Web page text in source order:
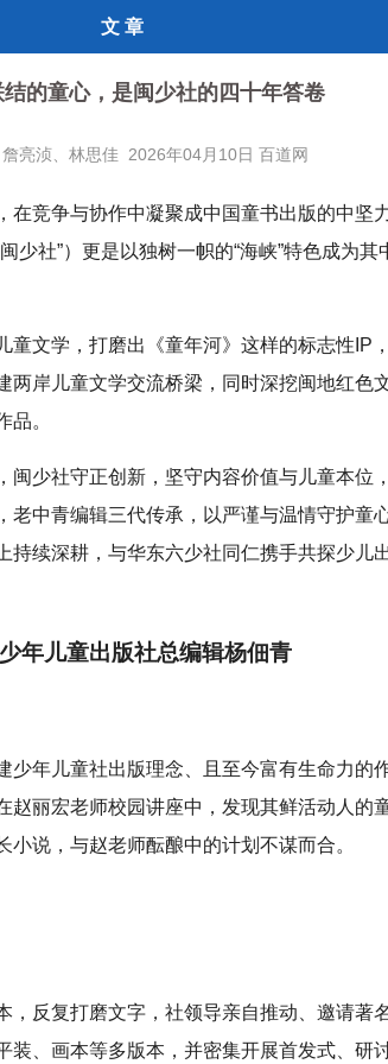
文 章
的童心，是闽少社的四十年答卷
亮浈、林思佳 2026年04月10日 百道网
在竞争与协作中凝聚成中国童书出版的中坚
少社”）更是以独树一帜的“海峡”特色成为其
童文学，打磨出《童年河》这样的标志性IP
两岸儿童文学交流桥梁，同时深挖闽地红色
品。
闽少社守正创新，坚守内容价值与儿童本位
老中青编辑三代传承，以严谨与温情守护童
持续深耕，与华东六少社同仁携手共探少儿
年儿童出版社总编辑杨佃青
少年儿童社出版理念、且至今富有生命力的
赵丽宏老师校园讲座中，发现其鲜活动人的
小说，与赵老师酝酿中的计划不谋而合。
，反复打磨文字，社领导亲自推动、邀请著
装、画本等多版本，并密集开展首发式、研